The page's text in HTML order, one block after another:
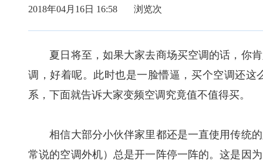
2018年04月16日 16:58 浏览次
夏日将至，如果大家去商场买空调的话，你肯
调，好着呢。此时也是一脸懵逼，买个空调还
系，下面就告诉大家变频空调究竟值不值得买。
相信大部分小伙伴家里都还是一直使用传统的
常说的空调外机）总是开一阵停一阵的。这是因